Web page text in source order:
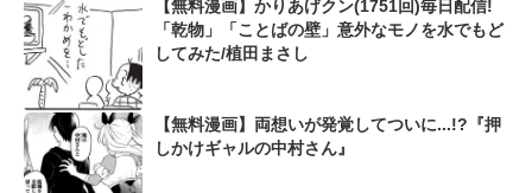
【無料漫画】かりあげクン(1751回)毎日配信!
「乾物」「ことばの壁」意外なモノを水でもど
してみた/植田まさし
【無料漫画】両想いが発覚してついに...!?『押
しかけギャルの中村さん』